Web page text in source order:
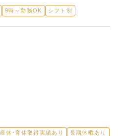
9時～勤務OK シフト制
産休・育休取得実績あり 長期休暇あり